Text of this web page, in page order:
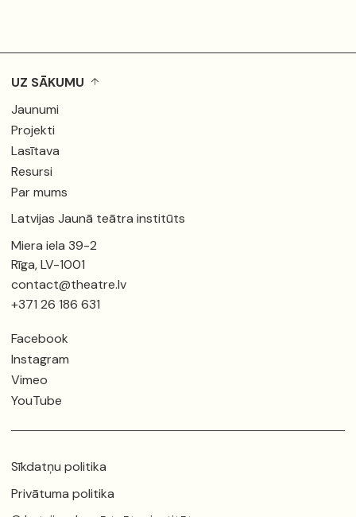
UZ SĀKUMU
Jaunumi
Projekti
Lasītava
Resursi
Par mums
Latvijas Jaunā teātra institūts
Miera iela 39-2
Rīga, LV-1001
contact@theatre.lv
+371 26 186 631
Facebook
Instagram
Vimeo
YouTube
Sīkdatņu politika
Privātuma politika